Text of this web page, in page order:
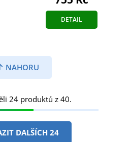
DETAIL
NAHORU
24 produktů z 40.
DALŠÍCH 24